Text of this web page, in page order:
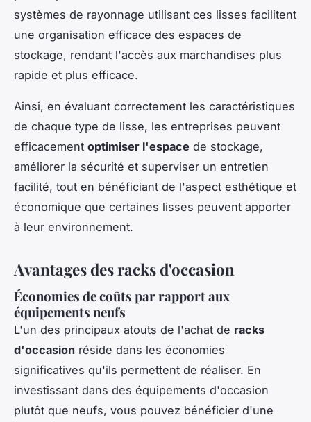
systèmes de rayonnage utilisant ces lisses facilitent
une organisation efficace des espaces de
stockage, rendant l'accès aux marchandises plus
rapide et plus efficace.
Ainsi, en évaluant correctement les caractéristiques
de chaque type de lisse, les entreprises peuvent
efficacement optimiser l'espace de stockage,
améliorer la sécurité et superviser un entretien
facilité, tout en bénéficiant de l'aspect esthétique et
économique que certaines lisses peuvent apporter
à leur environnement.
Avantages des racks d'occasion
Économies de coûts par rapport aux
équipements neufs
L'un des principaux atouts de l'achat de racks
d'occasion réside dans les économies
significatives qu'ils permettent de réaliser. En
investissant dans des équipements d'occasion
plutôt que neufs, vous pouvez bénéficier d'une